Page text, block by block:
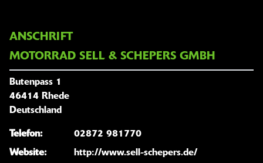
ANSCHRIFT
MOTORRAD SELL & SCHEPERS GMBH
Butenpass 1
46414 Rhede
Deutschland
Telefon:
02872 981770
Website:
http://www.sell-schepers.de/